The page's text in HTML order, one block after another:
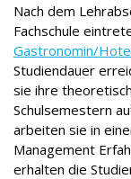
Nach dem
Fachschule
Gastronomin/
Studiendauer
sie ihre
Schulsemestern
arbeiten sie in
Management
erhalten die